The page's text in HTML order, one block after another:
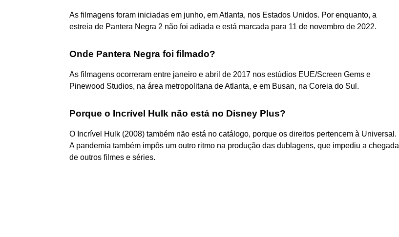
As filmagens foram iniciadas em junho, em Atlanta, nos Estados Unidos. Por enquanto, a
estreia de Pantera Negra 2 não foi adiada e está marcada para 11 de novembro de 2022.
Onde Pantera Negra foi filmado?
As filmagens ocorreram entre janeiro e abril de 2017 nos estúdios EUE/Screen Gems e
Pinewood Studios, na área metropolitana de Atlanta, e em Busan, na Coreia do Sul.
Porque o Incrível Hulk não está no Disney Plus?
O Incrível Hulk (2008) também não está no catálogo, porque os direitos pertencem à Universal.
A pandemia também impôs um outro ritmo na produção das dublagens, que impediu a chegada
de outros filmes e séries.